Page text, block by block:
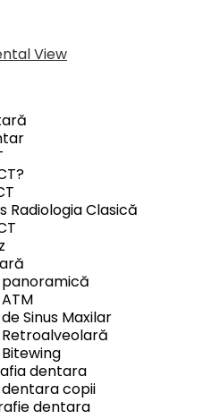
Radiologia Clasică
panoramică
Sinus Maxilar
dentara
copii
dentara